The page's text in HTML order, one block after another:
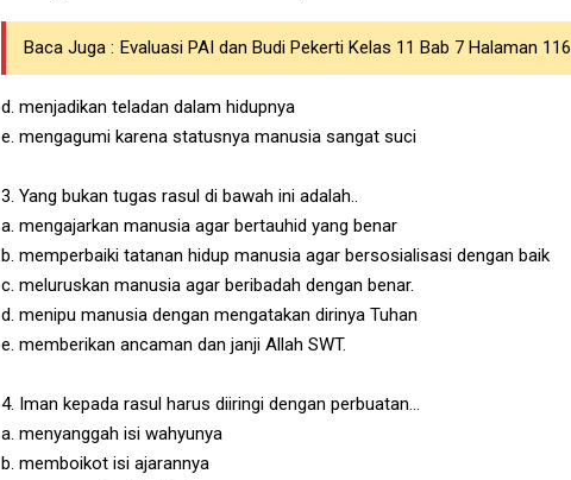
Baca Juga : Evaluasi PAI dan Budi Pekerti Kelas 11 Bab 7 Halaman 116
d. menjadikan teladan dalam hidupnya
e. mengagumi karena statusnya manusia sangat suci
3. Yang bukan tugas rasul di bawah ini adalah..
a. mengajarkan manusia agar bertauhid yang benar
b. memperbaiki tatanan hidup manusia agar bersosialisasi dengan baik
c. meluruskan manusia agar beribadah dengan benar.
d. menipu manusia dengan mengatakan dirinya Tuhan
e. memberikan ancaman dan janji Allah SWT.
4. Iman kepada rasul harus diiringi dengan perbuatan...
a. menyanggah isi wahyunya
b. memboikot isi ajarannya